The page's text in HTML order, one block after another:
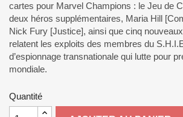
cartes pour Marvel Champions : le Jeu de
deux héros supplémentaires, Maria Hill
Nick Fury [Justice], ainsi que cinq
relatent les exploits des membres du
d’espionnage transnationale qui lutte pour
mondiale.
Quantité